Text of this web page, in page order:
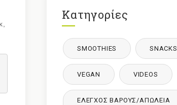
Κατηγορίες
SMOOTHIES SNACKS
VEGAN VIDEOS
ΈΛΕΓΧΟΣ ΒΆΡΟΥΣ/ΑΠΏΛΕΙΑ